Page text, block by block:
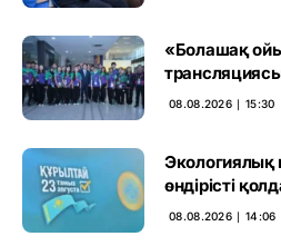
«Болашақ
көрген
08.08.2026 ∣ 15:30
Экологиялық
өндірісті
өңірлерде
08.08.2026 ∣ 14:06